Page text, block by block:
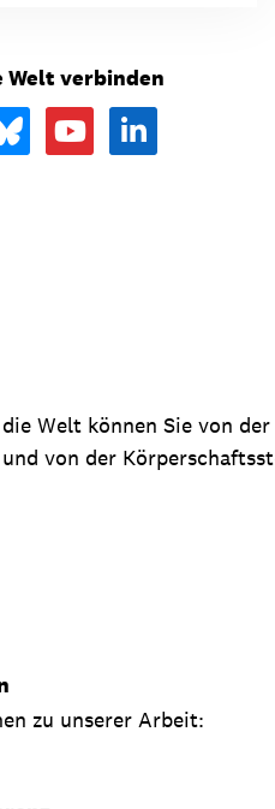
verbinden
Welt können Sie von
von der
zu unserer Arbeit: